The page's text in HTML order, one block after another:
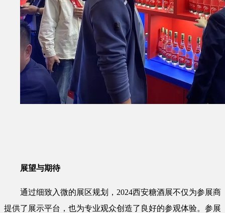
展望与期待
通过细致入微的展区规划，2024西安糖酒展不仅为参展商
提供了展示平台，也为专业观众创造了良好的参观体验。参展